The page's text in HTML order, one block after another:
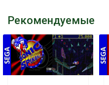
Рекомендуемые